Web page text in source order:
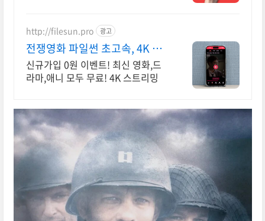
http://filesun.pro 광고
전쟁영화 파일썬 초고속, 4K 실
시간 보기!
신규가입 0원 이벤트! 최신 영화,드
라마,애니 모두 무료! 4K 스트리밍